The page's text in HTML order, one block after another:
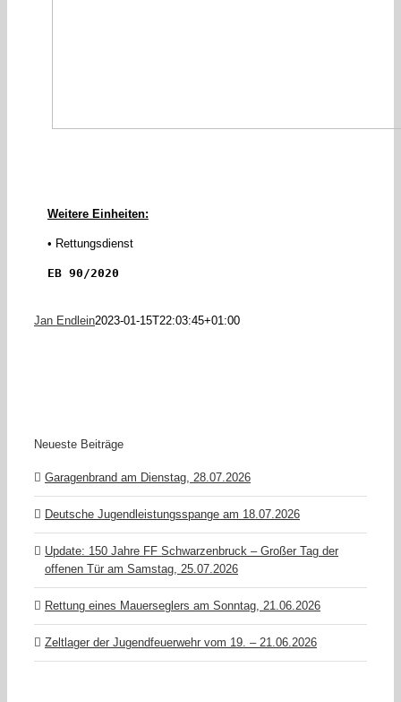
Weitere Einheiten:
• Rettungsdienst
EB 90/2020
Jan Endlein2023-01-15T22:03:45+01:00
Neueste Beiträge
Garagenbrand am Dienstag, 28.07.2026
Deutsche Jugendleistungsspange am 18.07.2026
Update: 150 Jahre FF Schwarzenbruck – Großer Tag der
offenen Tür am Samstag, 25.07.2026
Rettung eines Mauerseglers am Sonntag, 21.06.2026
Zeltlager der Jugendfeuerwehr vom 19. – 21.06.2026